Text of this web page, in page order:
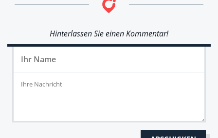
Hinterlassen Sie einen Kommentar!